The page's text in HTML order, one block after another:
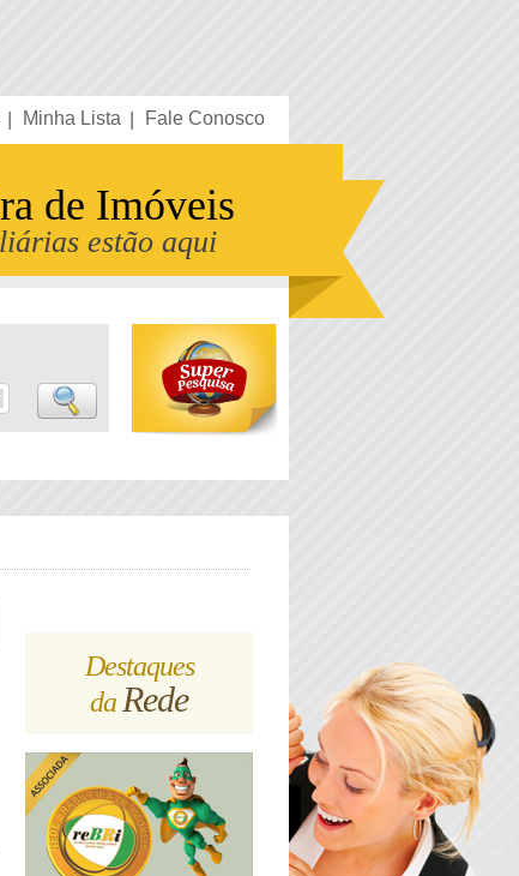
Minha Lista Fale Conosco
de Imóveis
estão aqui
Destaques
da Rede